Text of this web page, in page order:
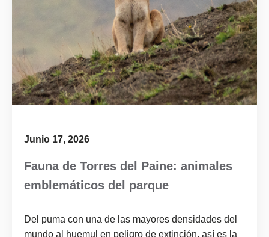
Junio 17, 2026
Fauna de Torres del Paine: animales
emblemáticos del parque
Del puma con una de las mayores densidades del
mundo al huemul en peligro de extinción, así es la